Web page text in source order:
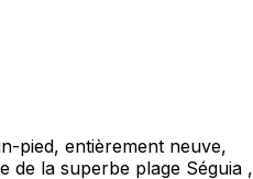
pied, entièrement neuve,
de la superbe plage Séguia ,